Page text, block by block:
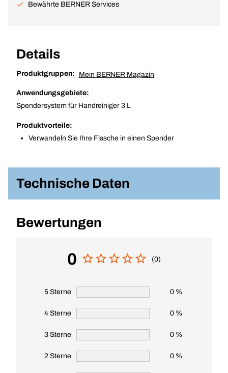
Bewährte BERNER Services
Details
Produktgruppen: Mein BERNER Magazin
Anwendungsgebiete:
Spendersystem für Handreiniger 3 L
Produktvorteile:
Verwandeln Sie Ihre Flasche in einen Spender
Technische Daten
Bewertungen
0 (0)
5 Sterne 0 %
4 Sterne 0 %
3 Sterne 0 %
2 Sterne 0 %